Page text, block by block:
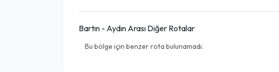
Bartın - Aydın Arası Diğer Rotalar
Bu bölge için benzer rota bulunamadı.